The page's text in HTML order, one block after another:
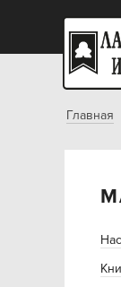
Главная